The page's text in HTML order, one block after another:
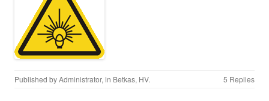
Published byAdministrator, in Betkas, HV. 5 Replies